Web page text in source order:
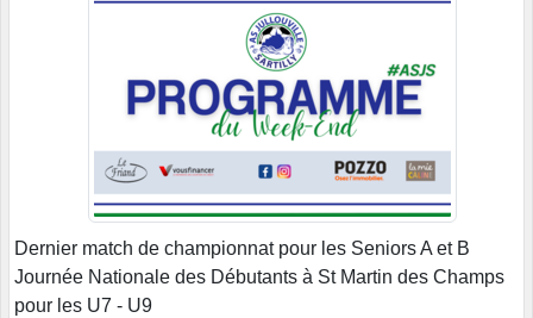
Dernier match de championnat pour les Seniors A et B
Journée Nationale des Débutants à St Martin des Champs
pour les U7 - U9